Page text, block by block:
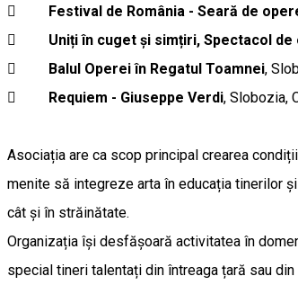
 Festival de România - Seară de
 Uniți în cuget și simțiri, Spectacol
 Balul Operei în Regatul Toamnei,
 Requiem - Giuseppe Verdi, Slobozia,
Asociația are ca scop principal crearea
menite să integreze arta în educația tinerilor
cât și în străinătate.
Organizația își desfășoară activitatea în
special tineri talentați din întreaga țară sau